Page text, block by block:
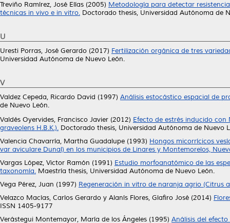
Treviño Ramírez, José Elías (2005) Metodología para detectar
técnicas in vivo e in vitro. Doctorado thesis, Universidad Autónoma de
U
Uresti Porras, José Gerardo (2017) Fertilización orgánica de tres
Universidad Autónoma de Nuevo León.
V
Valdez Cepeda, Ricardo David (1997) Análisis estocástico espacial de
de Nuevo León.
Valdés Oyervides, Francisco Javier (2012) Efecto de estrés inducido con
graveolens H.B.K.). Doctorado thesis, Universidad Autónoma de Nuevo
Valencia Chavarría, Martha Guadalupe (1993) Hongos micorrícicos
var aviculare Dunal) en los municipios de Linares y Montemorelos,
Vargas López, Victor Ramón (1991) Estudio morfoanatómico de las
taxonomía. Maestría thesis, Universidad Autónoma de Nuevo León.
Vega Pérez, Juan (1997) Regeneración in vitro de naranja agrio (Citrus
Velazco Macías, Carlos Gerardo y Alanís Flores, Glafiro José (2014)
ISSN 1405-9177
Verástegui Montemayor, María de los Ángeles (1995) Análisis del